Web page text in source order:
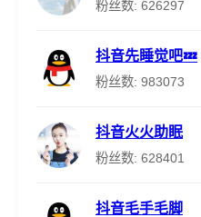
粉丝数: 626297
抖音先睡觉吧💤
粉丝数: 983073
抖音火火助眠
粉丝数: 628401
抖音毛手毛脚